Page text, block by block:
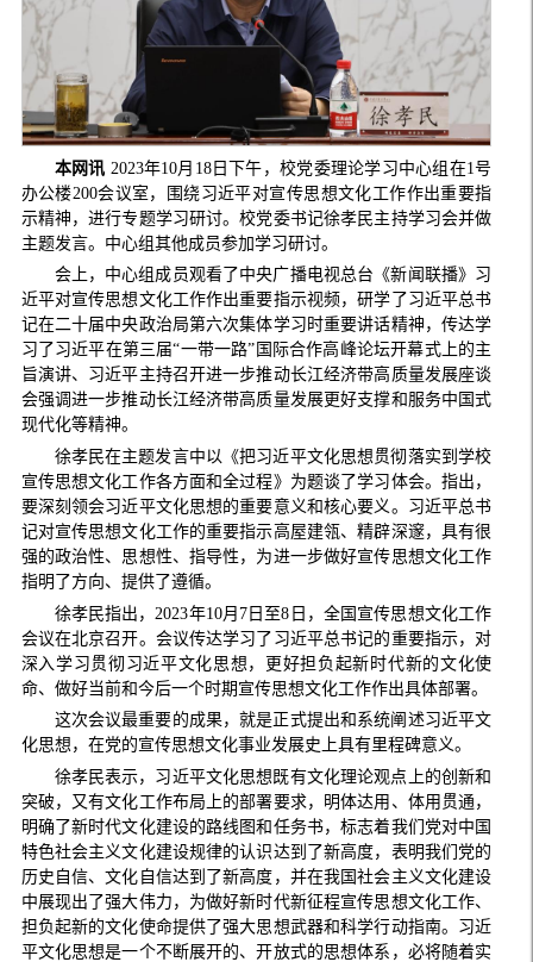
本网讯 2023年10月18日下午，校党委理论学习中心组在1号
办公楼200会议室，围绕习近平对宣传思想文化工作作出重要指
示精神，进行专题学习研讨。校党委书记徐孝民主持学习会并做
主题发言。中心组其他成员参加学习研讨。
会上，中心组成员观看了中央广播电视总台《新闻联播》习
近平对宣传思想文化工作作出重要指示视频，研学了习近平总书
记在二十届中央政治局第六次集体学习时重要讲话精神，传达学
习了习近平在第三届“一带一路”国际合作高峰论坛开幕式上的主
旨演讲、习近平主持召开进一步推动长江经济带高质量发展座谈
会强调进一步推动长江经济带高质量发展更好支撑和服务中国式
现代化等精神。
徐孝民在主题发言中以《把习近平文化思想贯彻落实到学校
宣传思想文化工作各方面和全过程》为题谈了学习体会。指出，
要深刻领会习近平文化思想的重要意义和核心要义。习近平总书
记对宣传思想文化工作的重要指示高屋建瓴、精辟深邃，具有很
强的政治性、思想性、指导性，为进一步做好宣传思想文化工作
指明了方向、提供了遵循。
徐孝民指出，2023年10月7日至8日，全国宣传思想文化工作
会议在北京召开。会议传达学习了习近平总书记的重要指示，对
深入学习贯彻习近平文化思想，更好担负起新时代新的文化使
命、做好当前和今后一个时期宣传思想文化工作作出具体部署。
这次会议最重要的成果，就是正式提出和系统阐述习近平文
化思想，在党的宣传思想文化事业发展史上具有里程碑意义。
徐孝民表示，习近平文化思想既有文化理论观点上的创新和
突破，又有文化工作布局上的部署要求，明体达用、体用贯通，
明确了新时代文化建设的路线图和任务书，标志着我们党对中国
特色社会主义文化建设规律的认识达到了新高度，表明我们党的
历史自信、文化自信达到了新高度，并在我国社会主义文化建设
中展现出了强大伟力，为做好新时代新征程宣传思想文化工作、
担负起新的文化使命提供了强大思想武器和科学行动指南。习近
平文化思想是一个不断展开的、开放式的思想体系，必将随着实